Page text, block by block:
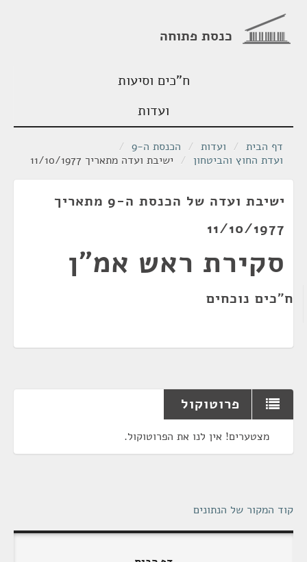
כנסת פתוחה
ח"כים וסיעות
ועדות
דף הבית / ועדות / הכנסת ה-9
/
ועדת החוץ והביטחון / ישיבת ועדה מתאריך 11/10/1977
ישיבת ועדה של הכנסת ה-9 מתאריך
11/10/1977
סקירת ראש אמ"ן
ח"כים נוכחים
פרוטוקול
מצטערים! אין לנו את הפרוטוקול.
קוד המקור של הנתונים